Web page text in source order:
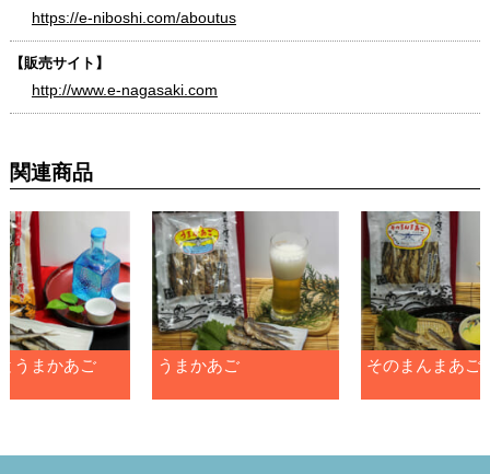
https://e-niboshi.com/aboutus
【販売サイト】
http://www.e-nagasaki.com
関連商品
うまかあご うまかあご そのまんまあご